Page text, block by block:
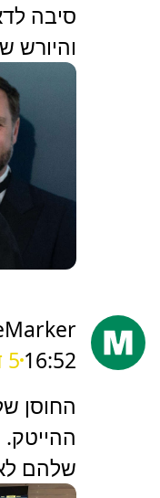
סיבה
והיורש
16:52 5 דקות
‏החוסן
שלהם